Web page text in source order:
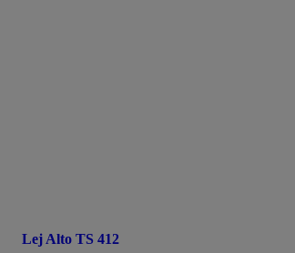
Lej Alto TS 412